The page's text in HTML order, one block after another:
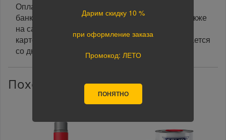
Оплата заказа осуществляется наличными или
банковской картой курьеру при получении, а также
на сайте при оформлении заказа. При оплате
картой на сайте указанный срок доставки считается
со дня поступления оплаты.
Похожие товары
Дарим скидку 10 %
при оформление заказа
Промокод: ЛЕТО
ПОНЯТНО